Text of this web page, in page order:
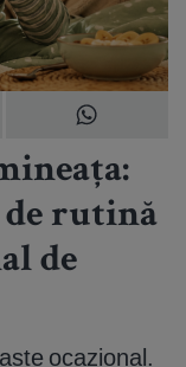
de rutină
de
ocazional.